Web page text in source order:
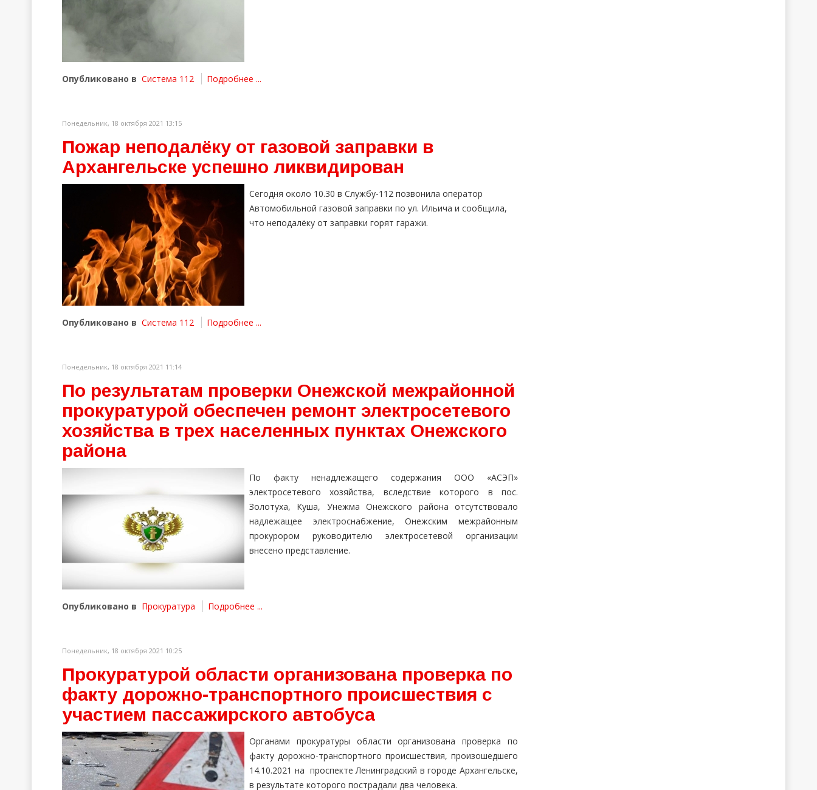
Опубликовано в Система 112 Подробнее ...
Понедельник, 18 октября 2021 13:15
Пожар неподалёку от газовой заправки в
Архангельске успешно ликвидирован
Сегодня около 10.30 в Службу-112 позвонила оператор
Автомобильной газовой заправки по ул. Ильича и сообщила,
что неподалёку от заправки горят гаражи.
Опубликовано в Система 112 Подробнее ...
Понедельник, 18 октября 2021 11:14
По результатам проверки Онежской межрайонной
прокуратурой обеспечен ремонт электросетевого
хозяйства в трех населенных пунктах Онежского
района
По факту ненадлежащего содержания ООО «АСЭП»
электросетевого хозяйства, вследствие которого в пос.
Золотуха, Куша, Унежма Онежского района отсутствовало
надлежащее электроснабжение, Онежским межрайонным
прокурором руководителю электросетевой организации
внесено представление.
Опубликовано в Прокуратура Подробнее ...
Понедельник, 18 октября 2021 10:25
Прокуратурой области организована проверка по
факту дорожно-транспортного происшествия с
участием пассажирского автобуса
Органами прокуратуры области организована проверка по
факту дорожно-транспортного происшествия, произошедшего
14.10.2021 на проспекте Ленинградский в городе Архангельске,
в результате которого пострадали два человека.